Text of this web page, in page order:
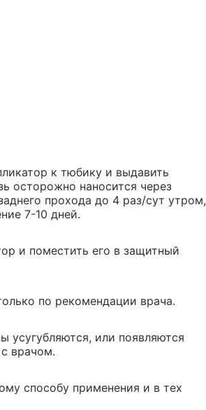
к тюбику и выдавить
осторожно наносится через
прохода до 4 раз/сут утром,
7-10 дней.
и поместить его в защитный
по рекомендации врача.
усугубляются, или появляются
врачом.
способу применения и в тех